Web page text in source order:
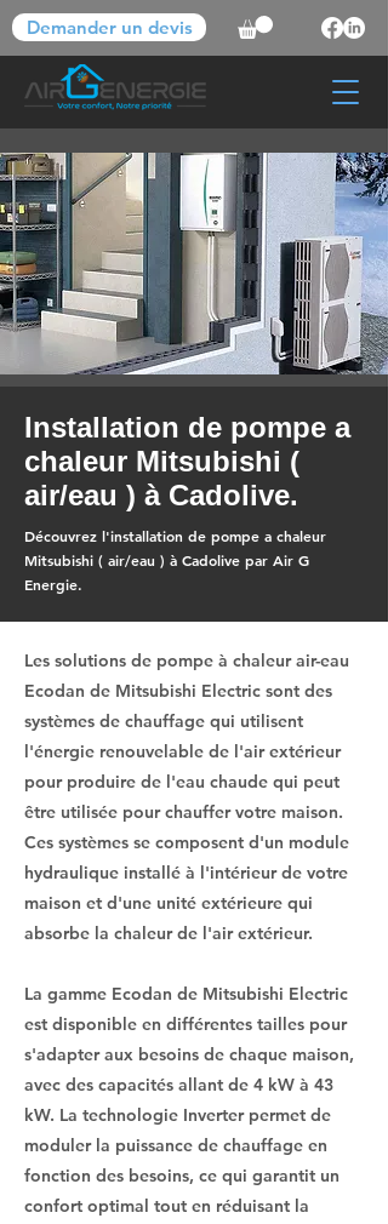
Demander un devis
Installation de pompe a
chaleur Mitsubishi (
air/eau ) à Cadolive.
Découvrez l'installation de pompe a chaleur
Mitsubishi ( air/eau ) à Cadolive par Air G
Energie.
Les solutions de pompe à chaleur air-eau
Ecodan de Mitsubishi Electric sont des
systèmes de chauffage qui utilisent
l'énergie renouvelable de l'air extérieur
pour produire de l'eau chaude qui peut
être utilisée pour chauffer votre maison.
Ces systèmes se composent d'un module
hydraulique installé à l'intérieur de votre
maison et d'une unité extérieure qui
absorbe la chaleur de l'air extérieur.
La gamme Ecodan de Mitsubishi Electric
est disponible en différentes tailles pour
s'adapter aux besoins de chaque maison,
avec des capacités allant de 4 kW à 43
kW. La technologie Inverter permet de
moduler la puissance de chauffage en
fonction des besoins, ce qui garantit un
confort optimal tout en réduisant la